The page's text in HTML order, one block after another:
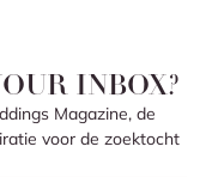
INBOX?
Magazine, de
voor de zoektocht